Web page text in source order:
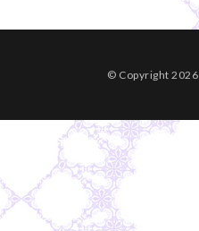
© Copyright 2026